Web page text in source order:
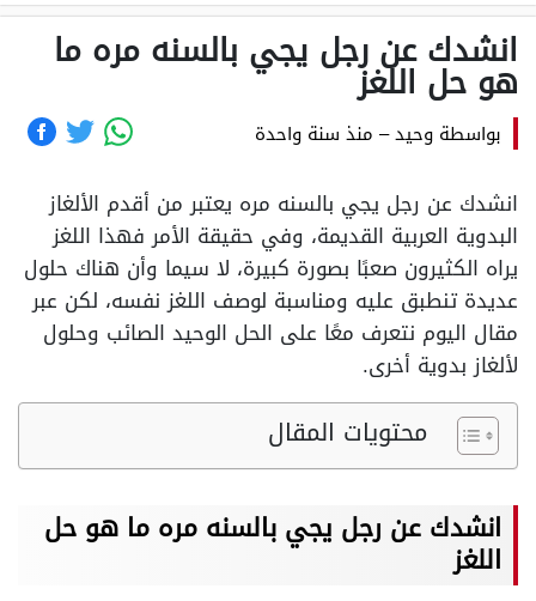
انشدك عن رجل يجي بالسنه مره ما
هو حل اللغز
بواسطة وحيد– منذ سنة واحدة
انشدك عن رجل يجي بالسنه مره يعتبر من أقدم الألغاز
البدوية العربية القديمة، وفي حقيقة الأمر فهذا اللغز
يراه الكثيرون صعبًا بصورة كبيرة، لا سيما وأن هناك حلول
عديدة تنطبق عليه ومناسبة لوصف اللغز نفسه، لكن عبر
مقال اليوم نتعرف معًا على الحل الوحيد الصائب وحلول
لألغاز بدوية أخرى.
محتويات المقال
انشدك عن رجل يجي بالسنه مره ما هو حل
اللغز